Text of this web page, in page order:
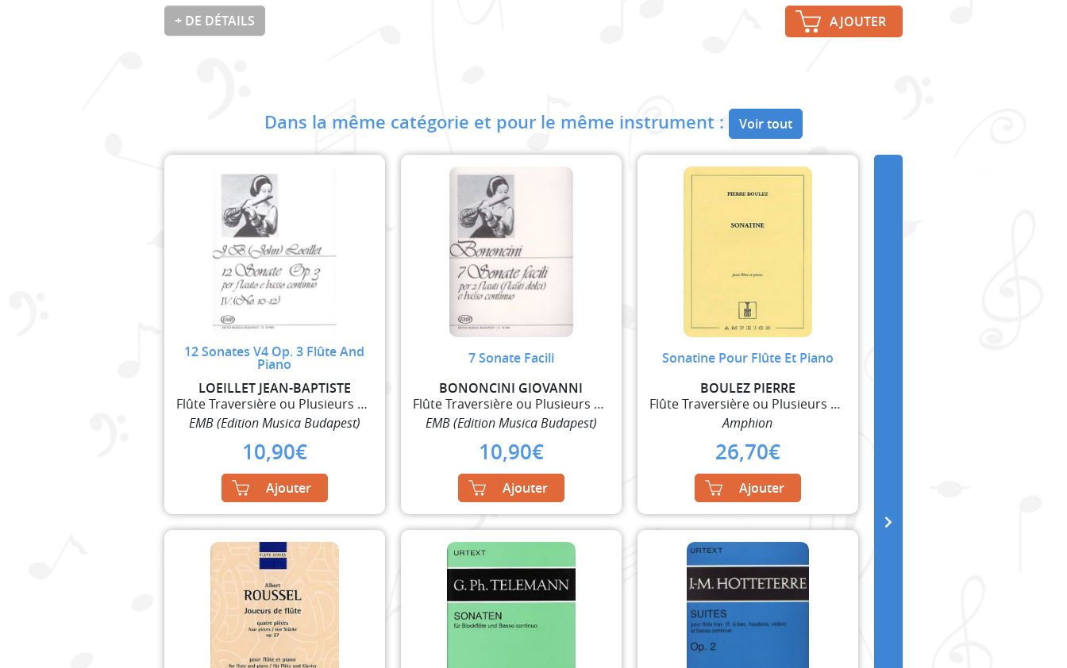
+ DE DÉTAILS AJOUTER
Dans la même catégorie et pour le même instrument : Voir tout
12 Sonates V4 Op. 3 Flûte And
Piano
LOEILLET JEAN-BAPTISTE
Flûte Traversière ou Plusieurs Flûtes Traversières
EMB (Edition Musica Budapest)
10,90€
Ajouter
7 Sonate Facili
BONONCINI GIOVANNI
Flûte Traversière ou Plusieurs Flûtes Traversières
EMB (Edition Musica Budapest)
10,90€
Ajouter
Sonatine Pour Flûte Et Piano
BOULEZ PIERRE
Flûte Traversière ou Plusieurs Flûtes Traversières
Amphion
26,70€
Ajouter